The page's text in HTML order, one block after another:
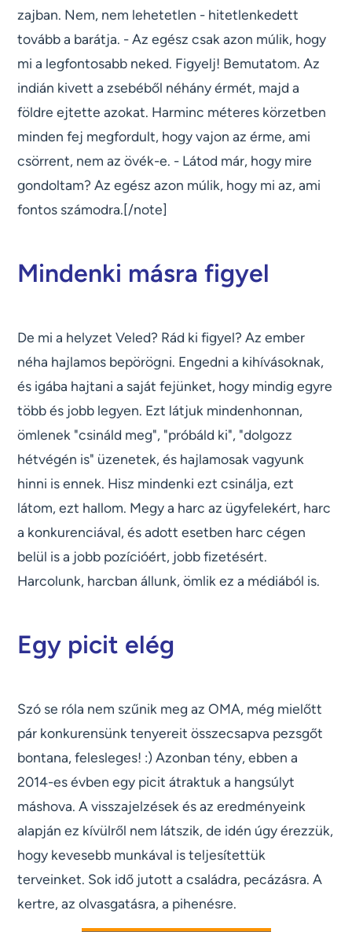
zajban. Nem, nem lehetetlen - hitetlenkedett
tovább a barátja. - Az egész csak azon múlik, hogy
mi a legfontosabb neked. Figyelj! Bemutatom. Az
indián kivett a zsebéből néhány érmét, majd a
földre ejtette azokat. Harminc méteres körzetben
minden fej megfordult, hogy vajon az érme, ami
csörrent, nem az övék-e. - Látod már, hogy mire
gondoltam? Az egész azon múlik, hogy mi az, ami
fontos számodra.[/note]
Mindenki másra figyel
De mi a helyzet Veled? Rád ki figyel? Az ember
néha hajlamos bepörögni. Engedni a kihívásoknak,
és igába hajtani a saját fejünket, hogy mindig egyre
több és jobb legyen. Ezt látjuk mindenhonnan,
ömlenek "csináld meg", "próbáld ki", "dolgozz
hétvégén is" üzenetek, és hajlamosak vagyunk
hinni is ennek. Hisz mindenki ezt csinálja, ezt
látom, ezt hallom. Megy a harc az ügyfelekért, harc
a konkurenciával, és adott esetben harc cégen
belül is a jobb pozícióért, jobb fizetésért.
Harcolunk, harcban állunk, ömlik ez a médiából is.
Egy picit elég
Szó se róla nem szűnik meg az OMA, még mielőtt
pár konkurensünk tenyereit összecsapva pezsgőt
bontana, felesleges! :) Azonban tény, ebben a
2014-es évben egy picit átraktuk a hangsúlyt
máshova. A visszajelzések és az eredményeink
alapján ez kívülről nem látszik, de idén úgy érezzük,
hogy kevesebb munkával is teljesítettük
terveinket. Sok idő jutott a családra, pecázásra. A
kertre, az olvasgatásra, a pihenésre.